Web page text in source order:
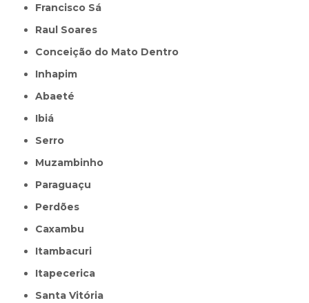
Francisco Sá
Raul Soares
Conceição do Mato Dentro
Inhapim
Abaeté
Ibiá
Serro
Muzambinho
Paraguaçu
Perdões
Caxambu
Itambacuri
Itapecerica
Santa Vitória